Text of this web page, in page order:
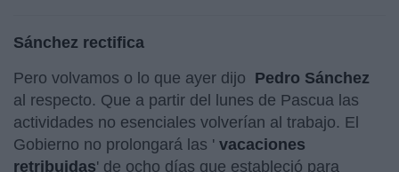
Sánchez rectifica
Pero volvamos o lo que ayer dijo Pedro Sánchez
al respecto. Que a partir del lunes de Pascua las
actividades no esenciales volverían al trabajo. El
Gobierno no prolongará las ' vacaciones
retribuidas' de ocho días que estableció para